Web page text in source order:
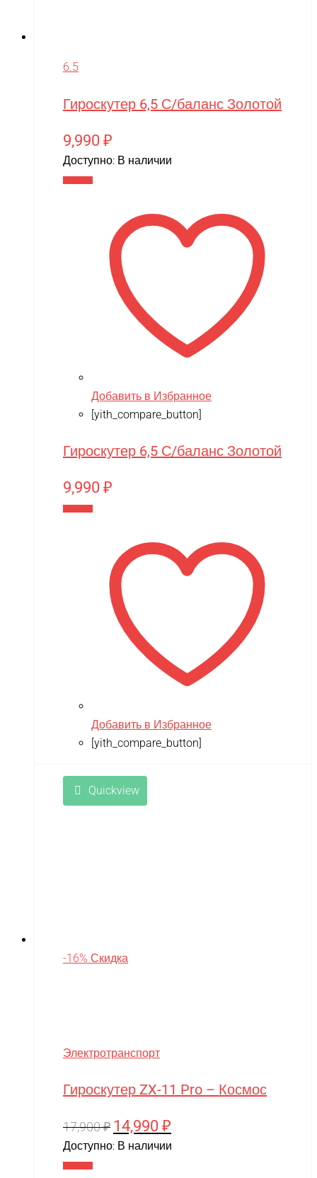
6.5
Гироскутер 6,5 С/баланс Золотой
9,990 ₽
Доступно: В наличии
Добавить в Избранное
[yith_compare_button]
Гироскутер 6,5 С/баланс Золотой
9,990 ₽
Добавить в Избранное
[yith_compare_button]
Quickview
-16% Скидка
Электротранспорт
Гироскутер ZX-11 Pro – Космос
17,900₽ Первоначальная
цена
14,990 ₽
цена:
Доступно: В наличии